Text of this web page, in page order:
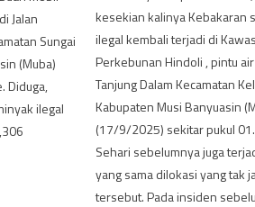
Jalan
Sungai
(Muba)
Diduga,
ilegal
kesekian kalinya Kebakaran
ilegal kembali terjadi di
Perkebunan Hindoli , pintu
Tanjung Dalam Kecamatan
Kabupaten Musi Banyuasin
(17/9/2025) sekitar pukul
Sehari sebelumnya juga
yang sama dilokasi yang tak
tersebut. Pada insiden